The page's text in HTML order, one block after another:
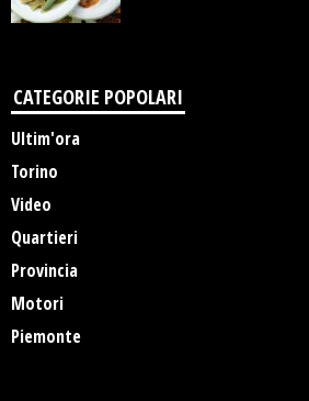
CATEGORIE POPOLARI
Ultim'ora
Torino
Video
Quartieri
Provincia
Motori
Piemonte